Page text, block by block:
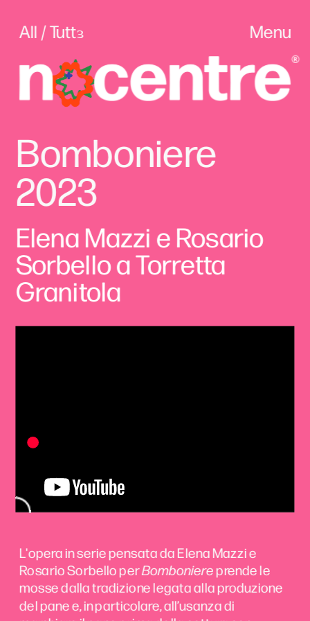
Menu
All / Tuttɜ
Bomboniere
2023
Elena Mazzi e Rosario
Sorbello a Torretta
Granitola
L'opera in serie pensata da Elena Mazzi e
Rosario Sorbello per Bomboniere prende le
mosse dalla tradizione legata alla produzione
del pane e, in particolare, all’usanza di